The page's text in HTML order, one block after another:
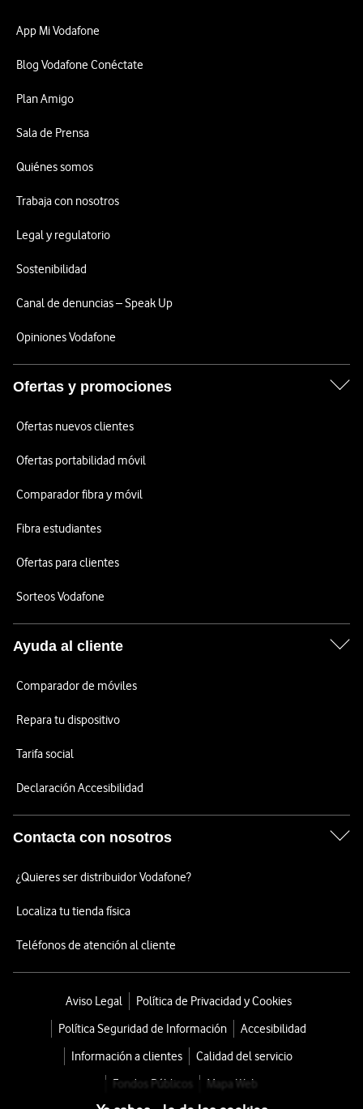
App Mi Vodafone
Blog Vodafone Conéctate
Plan Amigo
Sala de Prensa
Quiénes somos
Trabaja con nosotros
Legal y regulatorio
Sostenibilidad
Canal de denuncias – Speak Up
Opiniones Vodafone
Ofertas y promociones
Ofertas nuevos clientes
Ofertas portabilidad móvil
Comparador fibra y móvil
Fibra estudiantes
Ofertas para clientes
Sorteos Vodafone
Ayuda al cliente
Comparador de móviles
Repara tu dispositivo
Tarifa social
Declaración Accesibilidad
Contacta con nosotros
¿Quieres ser distribuidor Vodafone?
Localiza tu tienda física
Teléfonos de atención al cliente
Aviso Legal
Política de Privacidad y Cookies
Política Seguridad de Información
Accesibilidad
Información a clientes
Calidad del servicio
Fondos Públicos
Mapa Web